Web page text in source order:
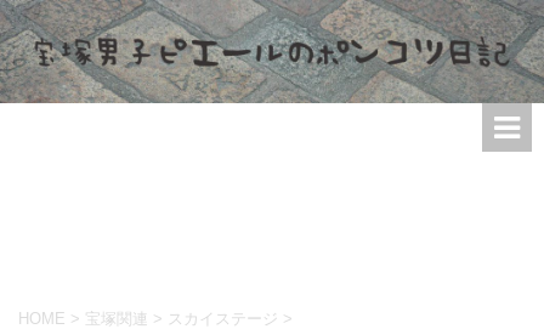
HOME > 宝塚関連 > スカイステージ >